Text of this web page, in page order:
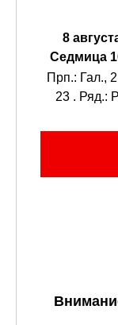
8
Седмица
Прп.: Гал.,
23 . Ряд.: